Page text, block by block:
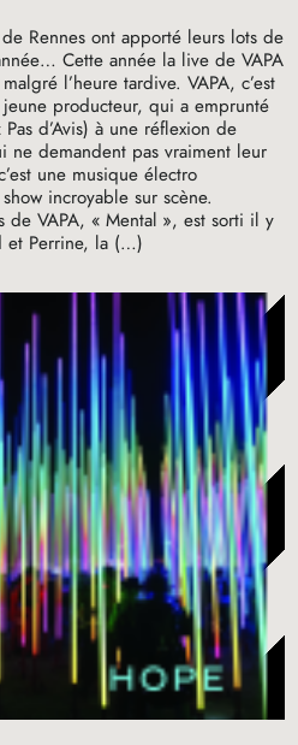
Rennes ont apporté leurs lots de
Cette année la live deVAPA
l’heure tardive.VAPA, c’est
producteur, qui a emprunté
d’Avis) à une réflexion de
ne demandent pas vraiment leur
une musique électro
incroyable sur scène.
deVAPA, « Mental », est sorti il y
et Perrine, la (…)